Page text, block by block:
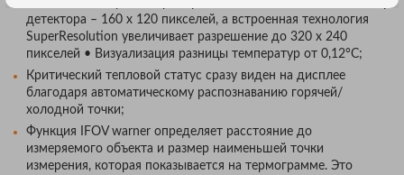
детектора – 160 x 120 пикселей, а встроенная технология
SuperResolution увеличивает разрешение до 320 x 240
пикселей • Визуализация разницы температур от 0,12°C;
Критический тепловой статус сразу виден на дисплее
благодаря автоматическому распознаванию горячей/
холодной точки;
Функция IFOV warner определяет расстояние до
измеряемого объекта и размер наименьшей точки
измерения, которая показывается на термограмме. Это